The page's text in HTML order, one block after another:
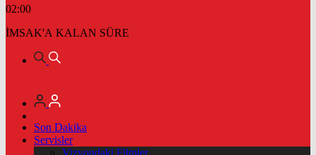
02:00
İMSAK'A KALAN SÜRE
Son Dakika
Servisler
Vizyondaki Filmler